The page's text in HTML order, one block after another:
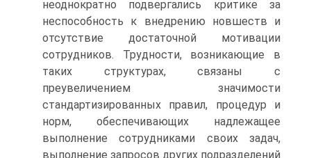
неоднократно подвергались критике за
неспособность к внедрению новшеств и
отсутствие достаточной мотивации
сотрудников. Трудности, возникающие в
таких структурах, связаны с
преувеличением значимости
стандартизированных правил, процедур и
норм, обеспечивающих надлежащее
выполнение сотрудниками своих задач,
выполнение запросов других подразделений